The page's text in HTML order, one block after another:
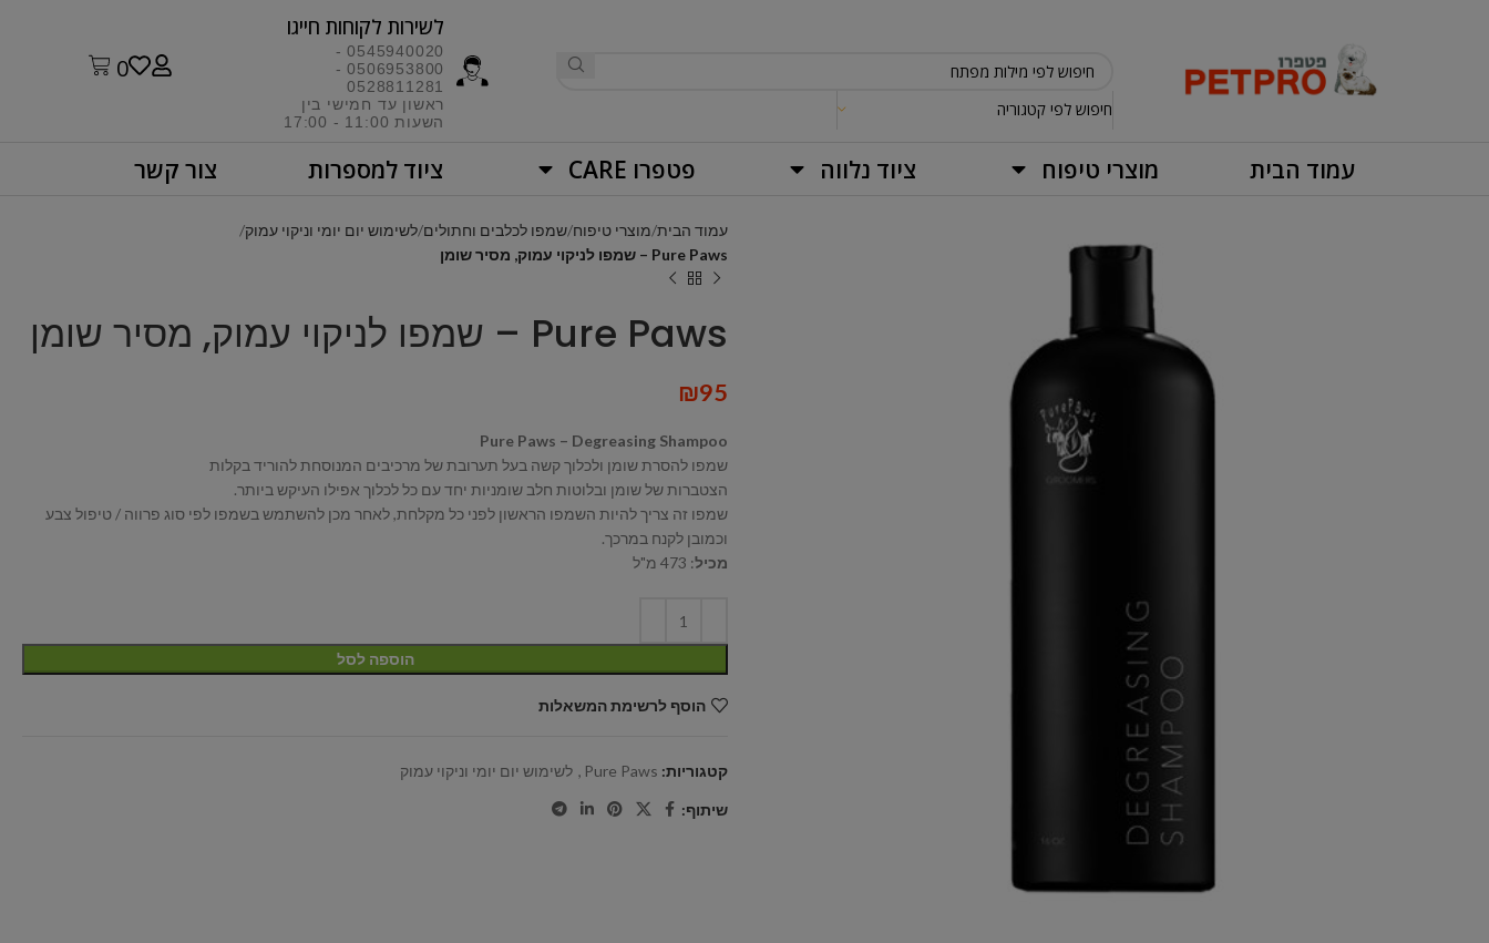
חיפוש לפי קטגוריה
לשירות לקוחות חייגו​
0545940020 -
0506953800 -
0528811281
ראשון עד חמישי בין
השעות 11:00 - 17:00​
0
עמוד הבית מוצרי טיפוח ציוד נלווה פטפרו CARE ציוד למספרות צור קשר
עמוד הבית מוצרי טיפוח שמפו לכלבים וחתולים לשימוש יום יומי וניקוי עמוק
Pure Paws – שמפו לניקוי עמוק, מסיר שומן
Pure Paws – שמפו לניקוי עמוק, מסיר שומן
₪95
Pure Paws – Degreasing Shampoo
שמפו להסרת שומן ולכלוך קשה בעל תערובת של מרכיבים המנוסחת להוריד בקלות
הצטברות של שומן ובלוטות חלב שומניות יחד עם כל לכלוך אפילו העיקש ביותר.
שמפו זה צריך להיות השמפו הראשון לפני כל מקלחת, לאחר מכן להשתמש בשמפו לפי סוג פרווה / טיפול צבע
וכמובן לקנח במרכך.
מכיל: 473 מ"ל
הוספה לסל
הוסף לרשימת המשאלות
קטגוריות: Pure Paws
, לשימוש יום יומי וניקוי עמוק
שיתוף: